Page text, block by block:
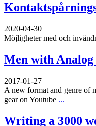
2020-04-30
Möjligheter med och
Men with Analog
2017-01-27
A new format and genre of
gear on Youtube ...
Writing a 3000